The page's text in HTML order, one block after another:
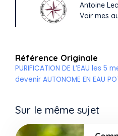
Antoine
Voir mes
Référence Originale
PURIFICATION DE L’EAU les
devenir AUTONOME EN EAU
Sur le même sujet